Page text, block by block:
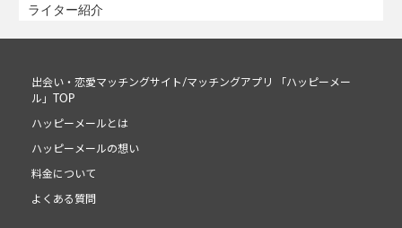
ライター紹介
出会い・恋愛マッチングサイト/マッチングアプリ 「ハッピーメー
ル」TOP
ハッピーメールとは
ハッピーメールの想い
料金について
よくある質問